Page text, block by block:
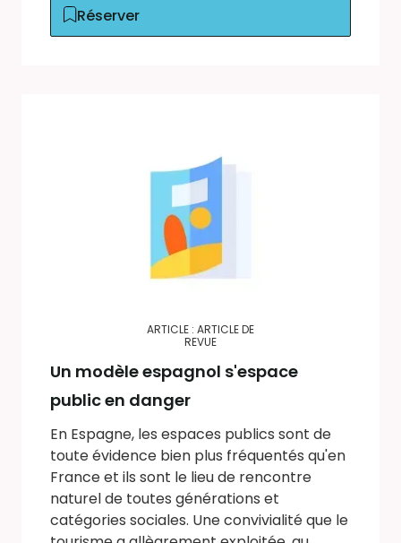
Réserver
ARTICLE : ARTICLE DE
REVUE
Un modèle espagnol s'espace
public en danger
En Espagne, les espaces publics sont de
toute évidence bien plus fréquentés qu'en
France et ils sont le lieu de rencontre
naturel de toutes générations et
catégories sociales. Une convivialité que le